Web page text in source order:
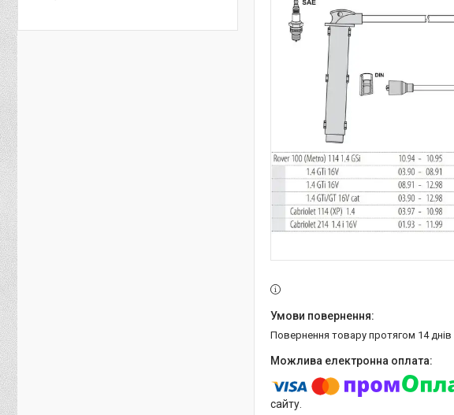
повернення товару протягом 14 днів
сайту.